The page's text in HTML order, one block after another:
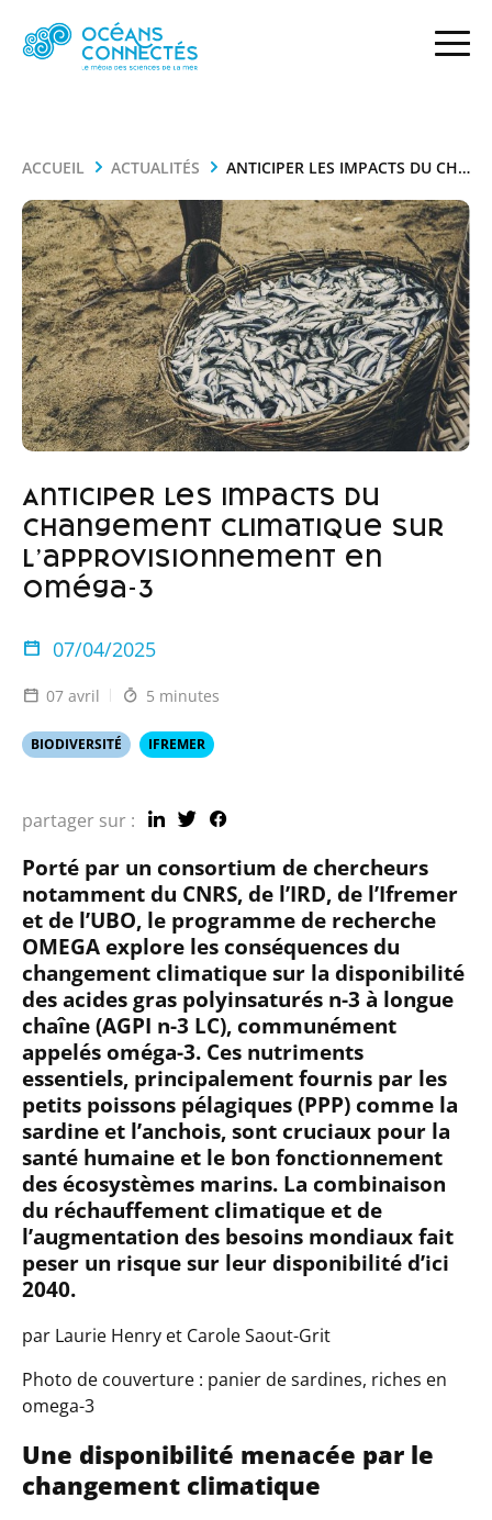
ACCUEIL ACTUALITÉS ANTICIPER LES IMPACTS DU CHANGEMENT CLIMATIQUE SUR L’APPROVISIONNEMENT EN OMÉGA-3
Anticiper les impacts du
changement climatique sur
l’approvisionnement en
oméga-3
07/04/2025
07 avril 5 minutes
BIODIVERSITÉ IFREMER
partager sur :
Porté par un consortium de chercheurs
notamment du CNRS, de l’IRD, de l’Ifremer
et de l’UBO, le programme de recherche
OMEGA explore les conséquences du
changement climatique sur la disponibilité
des acides gras polyinsaturés n-3 à longue
chaîne (AGPI n-3 LC), communément
appelés oméga-3. Ces nutriments
essentiels, principalement fournis par les
petits poissons pélagiques (PPP) comme la
sardine et l’anchois, sont cruciaux pour la
santé humaine et le bon fonctionnement
des écosystèmes marins. La combinaison
du réchauffement climatique et de
l’augmentation des besoins mondiaux fait
peser un risque sur leur disponibilité d’ici
2040.
par Laurie Henry et Carole Saout-Grit
Photo de couverture : panier de sardines, riches en
omega-3
Une disponibilité menacée par le
changement climatique